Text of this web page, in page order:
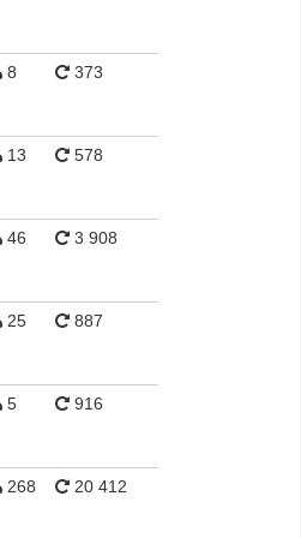
8 373
13 578
46 3 908
25 887
5 916
268 20 412